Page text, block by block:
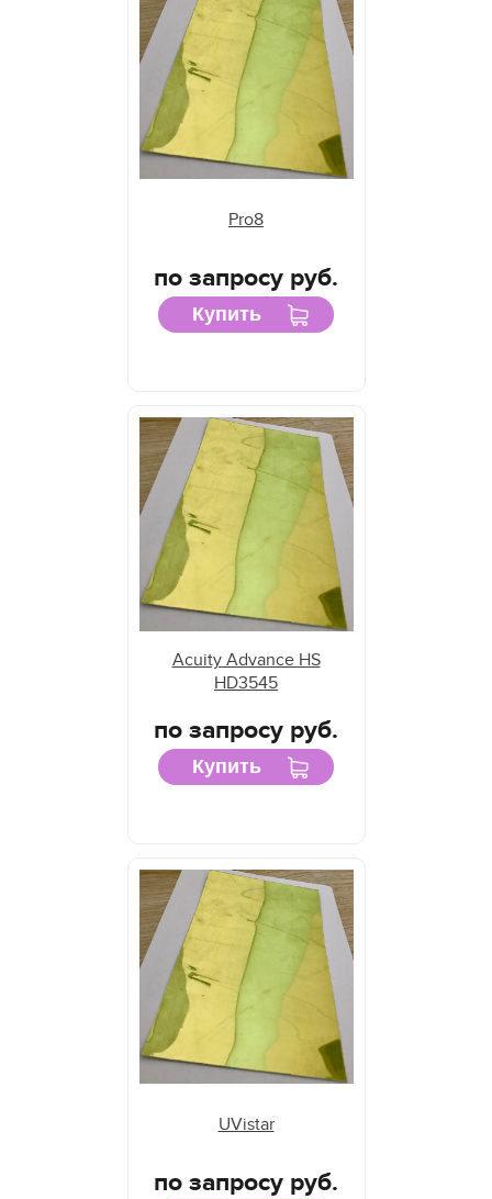
Pro8
по запросу руб.
Купить
Acuity Advance HS
HD3545
по запросу руб.
Купить
UVistar
по запросу руб.